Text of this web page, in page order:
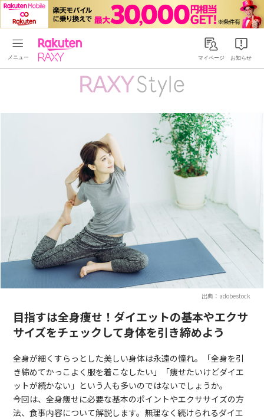
Rakuten RAXYマイページ お知らせ
出典：adobestock
目指すは全身痩せ！ダイエットの基本やエクサ
サイズをチェックして身体を引き締めよう
全身が細くすらっとした美しい身体は永遠の憧れ。「全身を引
き締めてかっこよく服を着こなしたい」「痩せたいけどダイエ
ットが続かない」という人も多いのではないでしょうか。
今回は、全身痩せに必要な基本のポイントやエクササイズの方
法、食事内容について解説します。無理なく続けられるダイエ